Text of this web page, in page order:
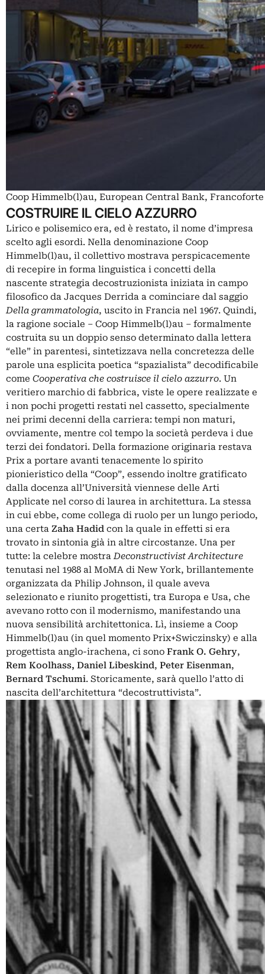
Coop Himmelb(l)au, European Central Bank,
COSTRUIRE IL CIELO AZZURRO
Lirico e polisemico era, ed è restato, il nome d’impresa
scelto agli esordi. Nella denominazione Coop
Himmelb(l)au, il collettivo mostrava perspicacemente
di recepire in forma linguistica i concetti della
nascente strategia decostruzionista iniziata in campo
filosofico da Jacques Derrida a cominciare dal saggio
Della grammatologia, uscito in Francia nel 1967. Quindi,
la ragione sociale – Coop Himmelb(l)au – formalmente
costruita su un doppio senso determinato dalla lettera
“elle” in parentesi, sintetizzava nella concretezza delle
parole una esplicita poetica “spazialista” decodificabile
come Cooperativa che costruisce il cielo azzurro. Un
veritiero marchio di fabbrica, viste le opere realizzate e
i non pochi progetti restati nel cassetto, specialmente
nei primi decenni della carriera: tempi non maturi,
ovviamente, mentre col tempo la società perdeva i due
terzi dei fondatori. Della formazione originaria restava
Prix a portare avanti tenacemente lo spirito
pionieristico della “Coop”, essendo inoltre gratificato
dalla docenza all’Università viennese delle Arti
Applicate nel corso di laurea in architettura. La stessa
in cui ebbe, come collega di ruolo per un lungo periodo,
una certa Zaha Hadid con la quale in effetti si era
trovato in sintonia già in altre circostanze. Una per
tutte: la celebre mostraDeconstructivist Architecture
tenutasi nel 1988 al MoMA di New York, brillantemente
organizzata da Philip Johnson, il quale aveva
selezionato e riunito progettisti, tra Europa e Usa, che
avevano rotto con il modernismo, manifestando una
nuova sensibilità architettonica. Lì, insieme a Coop
Himmelb(l)au (in quel momento Prix+Swiczinsky) e alla
progettista anglo-irachena, ci sono Frank O. Gehry,
Rem Koolhass, Daniel Libeskind, Peter Eisenman,
Bernard Tschumi. Storicamente, sarà quello l’atto di
nascita dell’architettura “decostruttivista”.